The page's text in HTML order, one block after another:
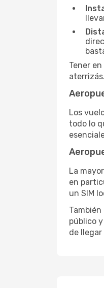
Tener
aterrizás.
Los
todo lo
La
en
un SIM
público
de